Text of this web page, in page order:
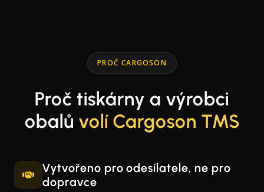
PROČ CARGOSON
Proč tiskárny a výrobci
obalů volí Cargoson TMS
Vytvořeno pro odesílatele, ne pro
dopravce